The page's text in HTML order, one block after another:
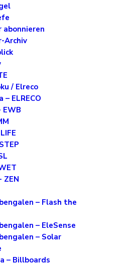
Archiv
/ Elreco
– ELRECO
EWB
ZEN
– Flash the
– EleSense
– Solar
– Billboards